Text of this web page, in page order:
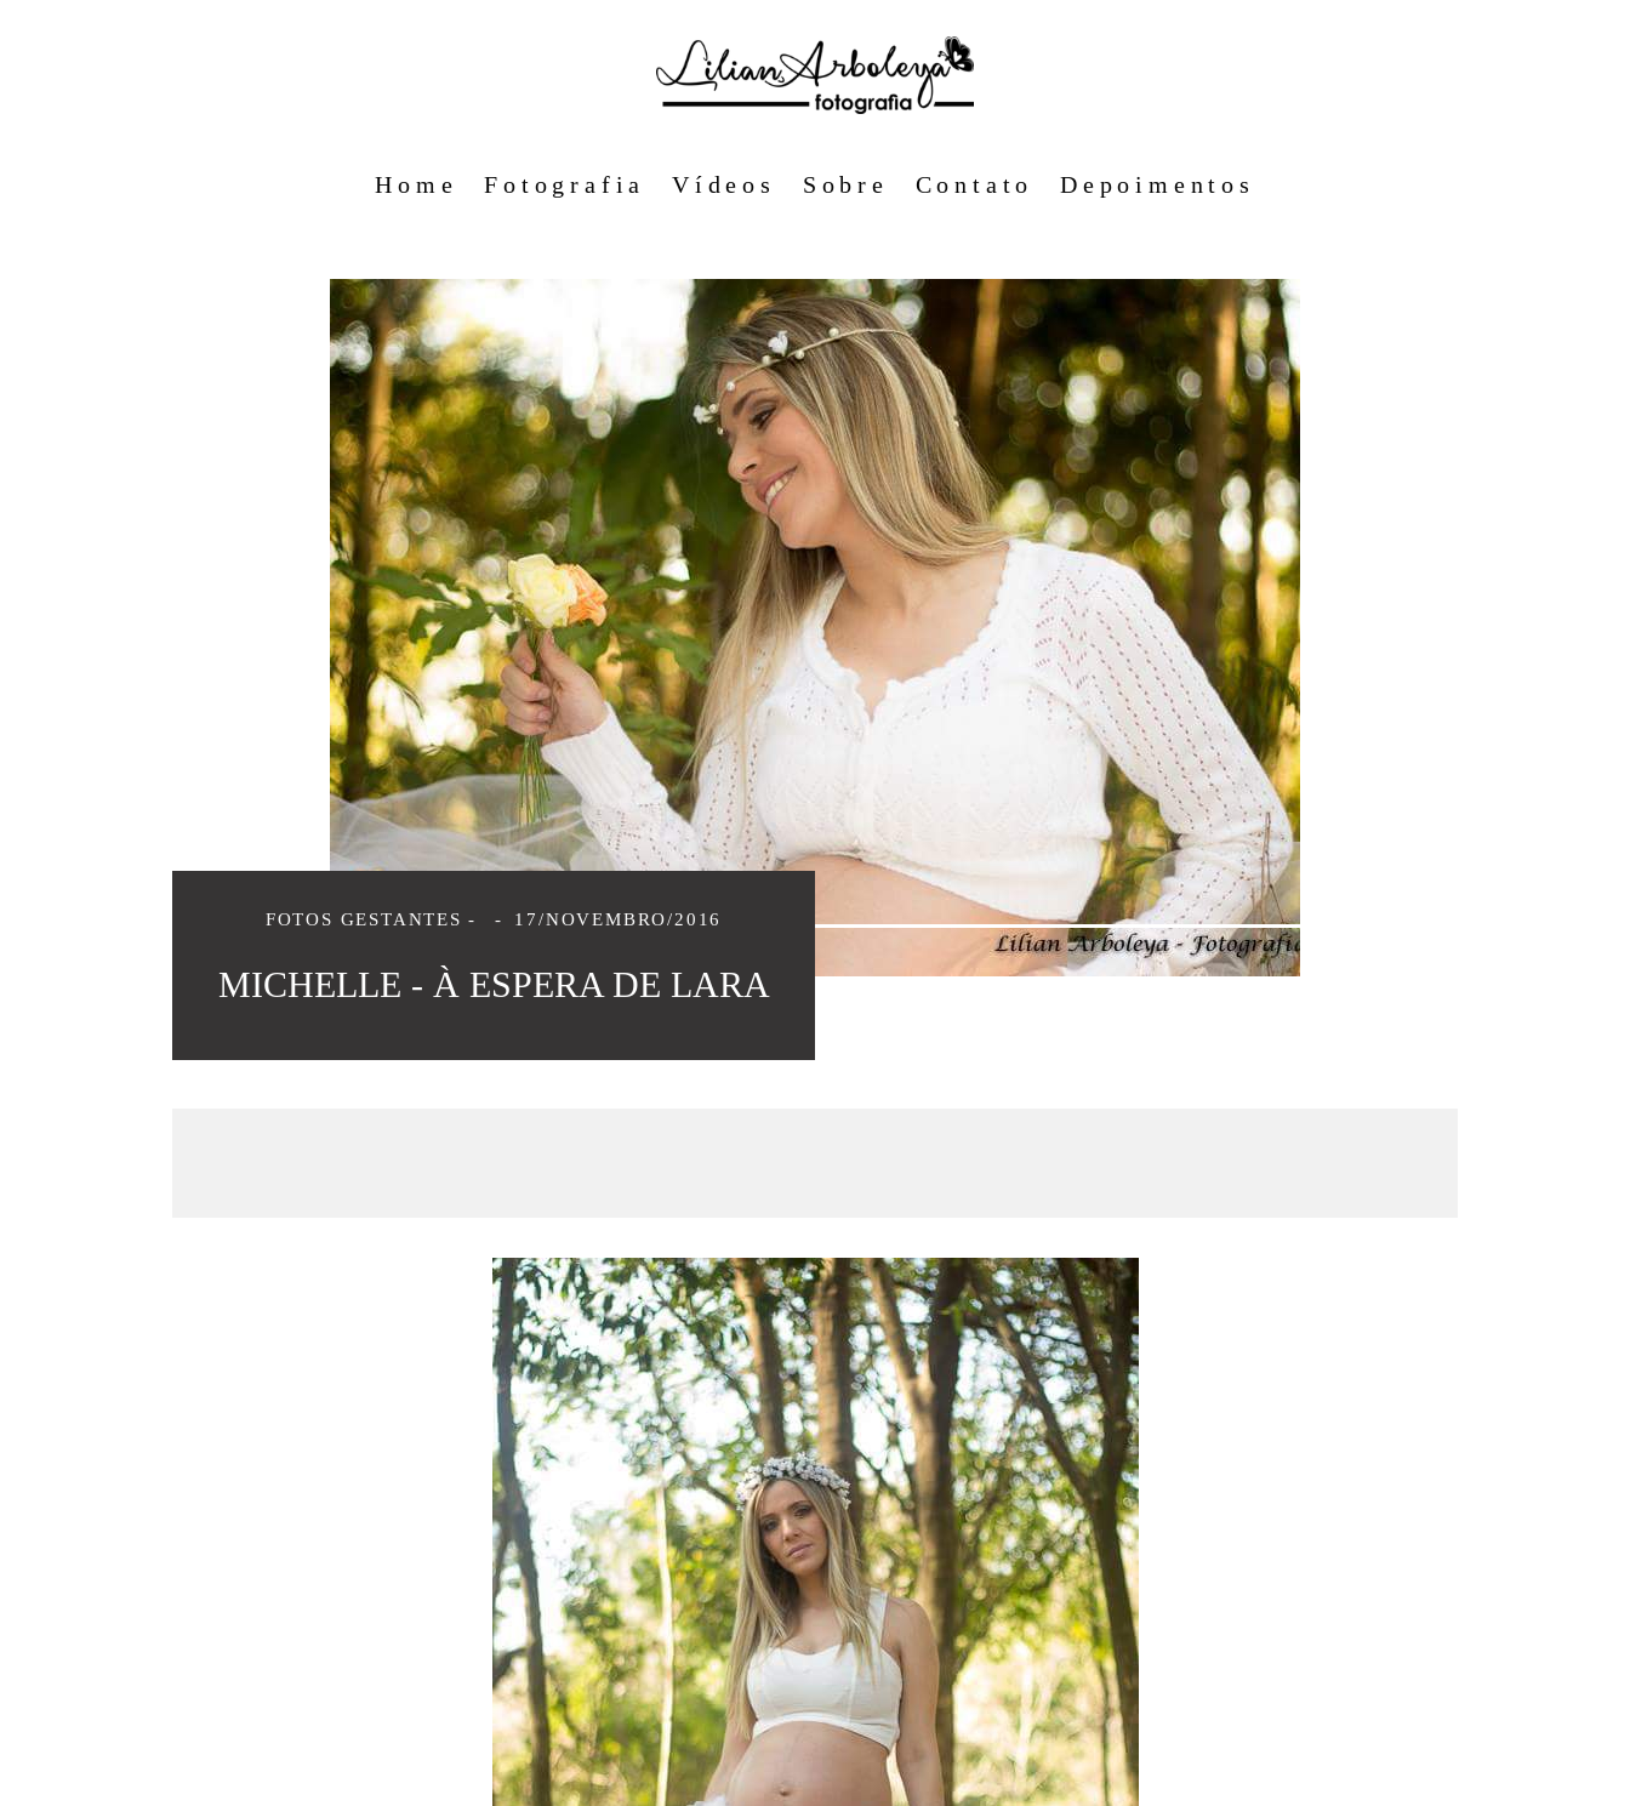
Home Fotografia Vídeos Sobre Contato Depoimentos
FOTOS GESTANTES 17/NOVEMBRO/2016
MICHELLE - À ESPERA DE LARA